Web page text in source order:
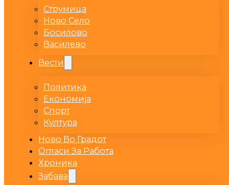
Струмица
Ново Село
Босилово
Василево
Вести
Политика
Економија
Спорт
Култура
Ново Во Градот
Огласи За Работа
Хроника
Забава